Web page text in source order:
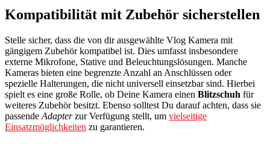
Kompatibilität mit Zubehör sicherstellen
Stelle sicher, dass die von dir ausgewählte Vlog Kamera mit
gängigem Zubehör kompatibel ist. Dies umfasst insbesondere
externe Mikrofone, Stative und Beleuchtungslösungen. Manche
Kameras bieten eine begrenzte Anzahl an Anschlüssen oder
spezielle Halterungen, die nicht universell einsetzbar sind. Hierbei
spielt es eine große Rolle, ob Deine Kamera einen Blitzschuh für
weiteres Zubehör besitzt. Ebenso solltest Du darauf achten, dass sie
passende Adapterzur Verfügung stellt, um vielseitige
Einsatzmöglichkeiten zu garantieren.